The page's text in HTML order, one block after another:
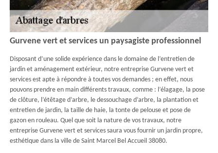
Gurvene vert et services un paysagiste professionnel
Disposant d’une solide expérience dans le domaine de l’entretien de
jardin et aménagement extérieur, notre entreprise Gurvene vert et
services est apte à répondre à toutes vos demandes ; en effet, nous
pouvons prendre en main différents travaux, comme : l’élagage, la pose
de clôture, l’étêtage d’arbre, le dessouchage d’arbre, la plantation et
entretien de jardin, la taille de haie, la tonte de pelouse et pose de
gazon en rouleau. Quel que soit la nature de vos travaux, notre
entreprise Gurvene vert et services saura vous fournir un jardin propre,
esthétique dans la ville de Saint Marcel Bel Accueil 38080.